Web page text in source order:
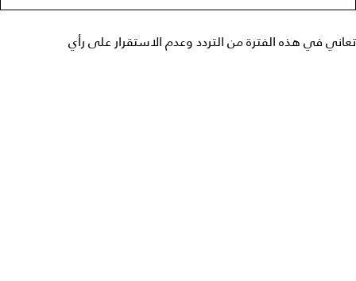
تعاني في هذه الفترة من التردد وعدم الاستقرار على رأي